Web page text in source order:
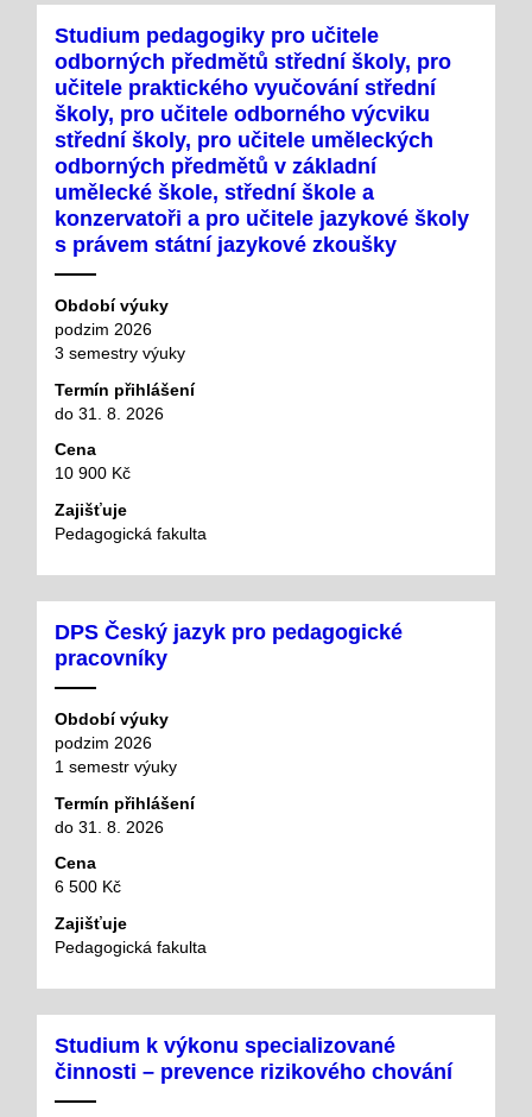
Studium pedagogiky pro učitele
odborných předmětů střední školy, pro
učitele praktického vyučování střední
školy, pro učitele odborného výcviku
střední školy, pro učitele uměleckých
odborných předmětů v základní
umělecké škole, střední škole a
konzervatoři a pro učitele jazykové školy
s právem státní jazykové zkoušky
Období výuky
podzim 2026
3 semestry výuky
Termín přihlášení
do 31. 8. 2026
Cena
10 900 Kč
Zajišťuje
Pedagogická fakulta
DPS Český jazyk pro pedagogické
pracovníky
Období výuky
podzim 2026
1 semestr výuky
Termín přihlášení
do 31. 8. 2026
Cena
6 500 Kč
Zajišťuje
Pedagogická fakulta
Studium k výkonu specializované
činnosti – prevence rizikového chování